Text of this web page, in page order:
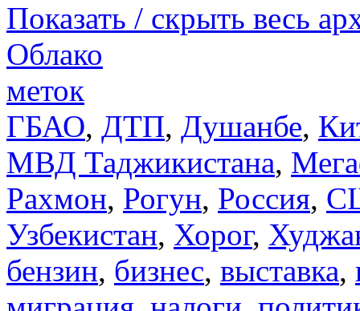
Показать / скрыть весь
Облако
меток
ГБАО, ДТП, Душанбе,
МВД Таджикистана,
Рахмон, Рогун, Россия,
Узбекистан, Хорог,
бензин, бизнес, выставка,